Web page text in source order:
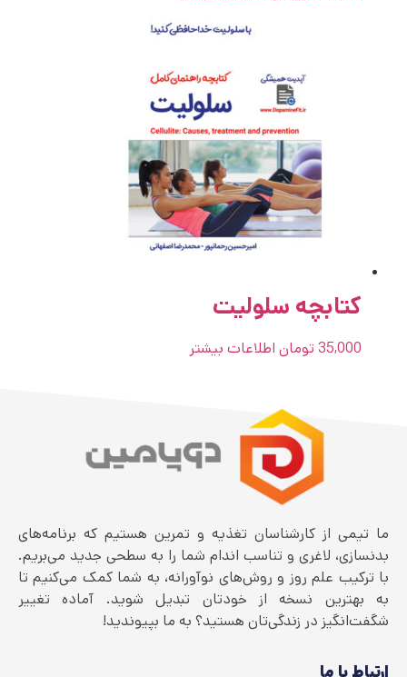
کتابچه سلولیت
35,000 تومان اطلاعات بیشتر
ما تیمی از کارشناسان تغذیه و تمرین هستیم که برنامه‌های
بدنسازی، لاغری و تناسب اندام شما را به سطحی جدید می‌بریم.
با ترکیب علم روز و روش‌های نوآورانه، به شما کمک می‌کنیم تا
به بهترین نسخه از خودتان تبدیل شوید. آماده تغییر
شگفت‌انگیز در زندگی‌تان هستید؟ به ما بپیوندید!